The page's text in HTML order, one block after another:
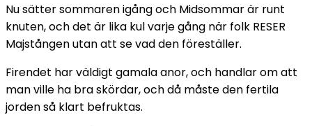
Nu sätter sommaren igång och Midsommar är runt
knuten, och det är lika kul varje gång när folk RESER
Majstången utan att se vad den föreställer.
Firendet har väldigt gamala anor, och handlar om att
man ville ha bra skördar, och då måste den fertila
jorden så klart befruktas.